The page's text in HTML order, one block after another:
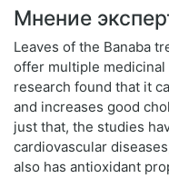
Мнение
Leaves of the Banaba
offer multiple
research found that it
and increases good
just that, the studies
cardiovascular
also has antioxidant